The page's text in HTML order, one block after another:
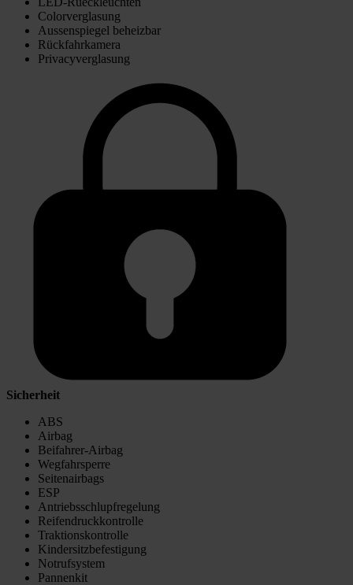
Colorverglasung
Aussenspiegel beheizbar
Rückfahrkamera
Privacyverglasung
Sicherheit
ABS
Airbag
Beifahrer-Airbag
Wegfahrsperre
Seitenairbags
ESP
Antriebsschlupfregelung
Reifendruckkontrolle
Traktionskontrolle
Kindersitzbefestigung
Notrufsystem
Pannenkit